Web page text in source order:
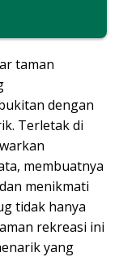
taman
dengan
Terletak di
membuatnya
menikmati
tidak hanya
rekreasi ini
yang